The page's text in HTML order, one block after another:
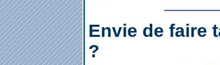
Envie de faire
?